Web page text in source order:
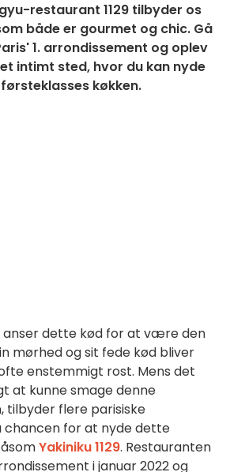
restaurant 1129 tilbyder os
både er gourmet og chic. Gå
1. arrondissement og oplev
et intimt sted, hvor du kan nyde
køkken.
dette kød for at være den
mørhed og sit fede kød bliver
enstemmigt rost. Mens det
at kunne smage denne
tilbyder flere parisiske
chancen for at nyde dette
Yakiniku 1129. Restauranten
i januar 2022 og